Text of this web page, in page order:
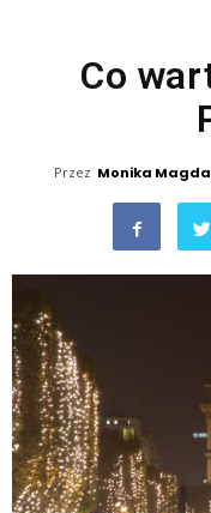
Co
Przez Monika Magda